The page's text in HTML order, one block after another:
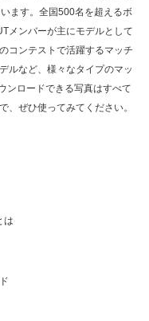
舞台挨拶へマッスルプラ
JAPAN 」にてマッス
ます。全国500名を超えるボ
メンバーが主にモデルとして
コンテストで活躍するマッチ
ルなど、様々なタイプのマッ
ンロードできる写真はすべて
、ぜひ使ってみてください。
は